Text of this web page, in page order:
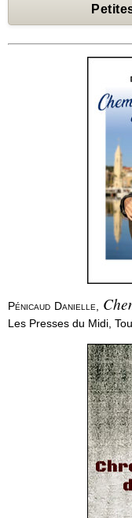
Pénicaud Danielle,
Les Presses du Midi,